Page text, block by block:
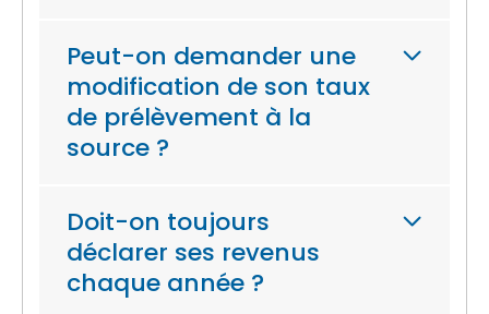
Peut-on demander une
modification de son taux
de prélèvement à la
source ?
Doit-on toujours
déclarer ses revenus
chaque année ?